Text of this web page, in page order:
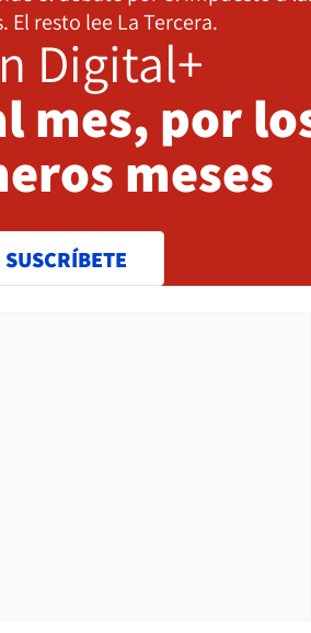
El resto lee La Tercera.
Digital+
mes, por
meses
SUSCRÍBETE